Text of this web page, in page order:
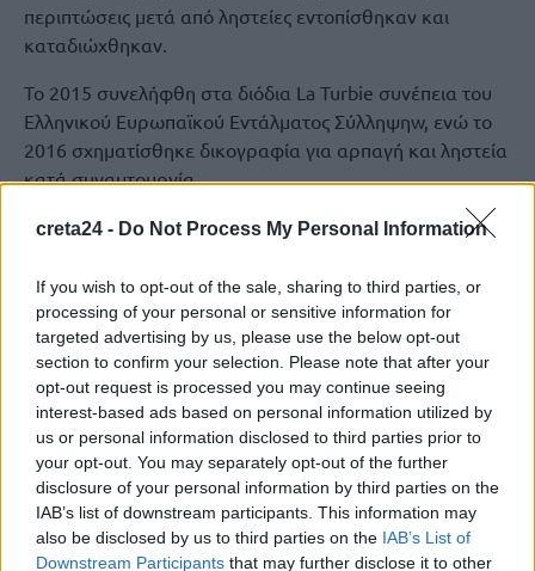
creta24 - Do Not Process My Personal Information
If you wish to opt-out of the sale, sharing to third parties, or
processing of your personal or sensitive information for
targeted advertising by us, please use the below opt-out
section to confirm your selection. Please note that after your
opt-out request is processed you may continue seeing
interest-based ads based on personal information utilized by
us or personal information disclosed to third parties prior to
your opt-out. You may separately opt-out of the further
disclosure of your personal information by third parties on the
IAB’s list of downstream participants. This information may
also be disclosed by us to third parties on the IAB’s List of
Downstream Participants that may further disclose it to other
περιπτώσεις μετά από ληστείες εντοπίσθηκαν και
καταδιώχθηκαν.
To 2015 συνελήφθη στα διόδια La Turbie συνέπεια του
Ελληνικού Ευρωπαϊκού Εντάλματος Σύλληψηw, ενώ το
2016 σχηματίσθηκε δικογραφία για αρπαγή και ληστεία
κατά συναυτουργία.